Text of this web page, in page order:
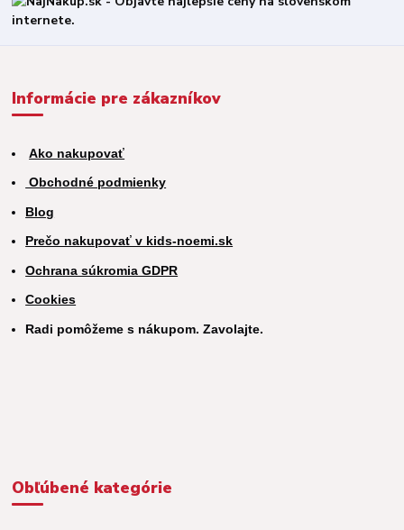
Informácie pre zákazníkov
Ako nakupovať
Obchodné podmienky
Blog
Prečo nakupovať v kids-noemi.sk
Ochrana súkromia GDPR
Cookies
Radi pomôžeme s nákupom. Zavolajte.
Obľúbené kategórie